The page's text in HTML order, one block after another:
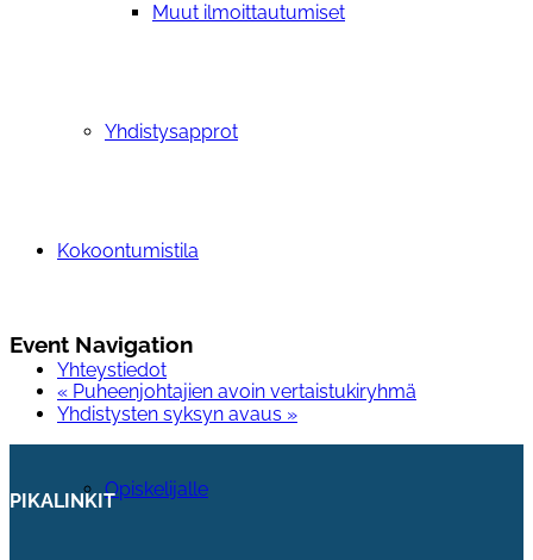
Muut ilmoittautumiset
Yhdistysapprot
Kokoontumistila
Yhteystiedot
Opiskelijalle
Event Navigation
« Puheenjohtajien avoin vertaistukiryhmä
Yhdistysten syksyn avaus »
PIKALINKIT